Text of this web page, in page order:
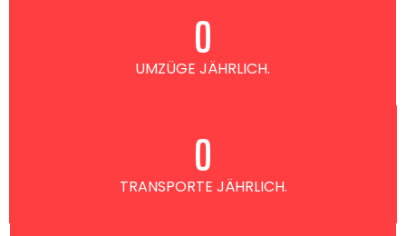
UMZÜGE JÄHRLICH.
0
TRANSPORTE JÄHRLICH.
0